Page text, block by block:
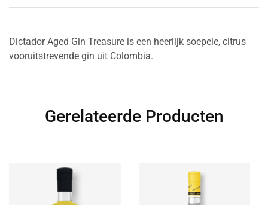
Dictador Aged Gin Treasure is een heerlijk soepele, citrus
vooruitstrevende gin uit Colombia.
Gerelateerde Producten